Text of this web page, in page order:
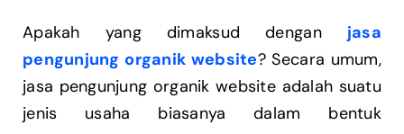
Apakah yang dimaksud dengan jasa
pengunjung organik website? Secara umum,
jasa pengunjung organik website adalah suatu
jenis usaha biasanya dalam bentuk